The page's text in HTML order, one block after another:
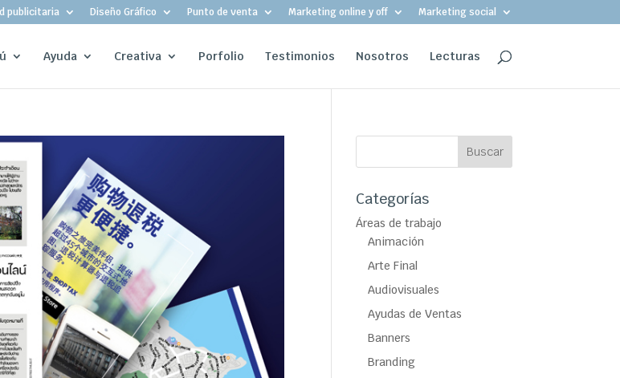
publicitaria Diseño Gráfico Punto de venta Marketing online y off Marketing social
Ayuda Creativa Porfolio Testimonios Nosotros Lecturas
Categorías
Áreas de trabajo
Animación
Arte Final
Audiovisuales
Ayudas de Ventas
Banners
Branding